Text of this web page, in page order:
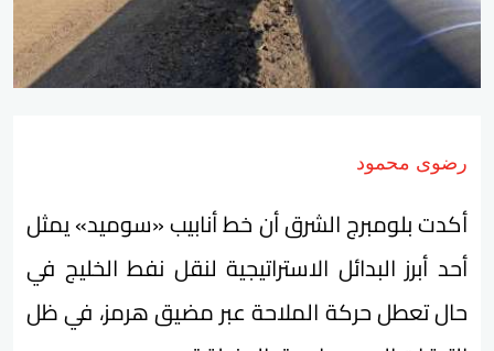
رضوى محمود
أكدت بلومبرج الشرق أن خط أنابيب «سوميد» يمثل
أحد أبرز البدائل الاستراتيجية لنقل نفط الخليج في
حال تعطل حركة الملاحة عبر مضيق هرمز، في ظل